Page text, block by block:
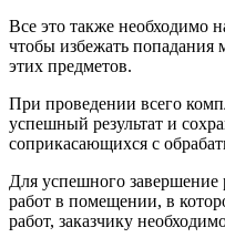
Все это также необходимо
чтобы избежать попадания
этих предметов.
При проведении всего
успешный результат и
соприкасающихся с
Для успешного завершение
работ в помещении, в
работ, заказчику